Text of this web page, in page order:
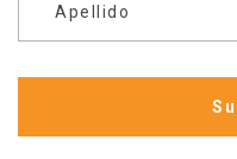
Apellido